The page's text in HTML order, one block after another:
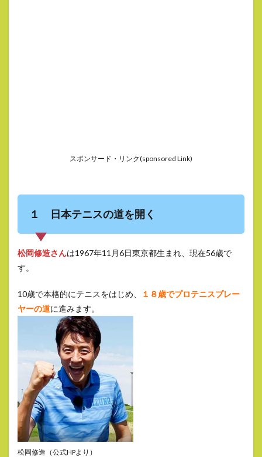
スポンサード・リンク(sponsored Link)
１ 日本テニスの道を開く
松岡修造さんは1967年11月6日東京都生まれ、現在56歳で
す。
10歳で本格的にテニスをはじめ、
１８歳でプロテニスプレー
ヤーの道に進みます。
松岡修造（公式HPより）